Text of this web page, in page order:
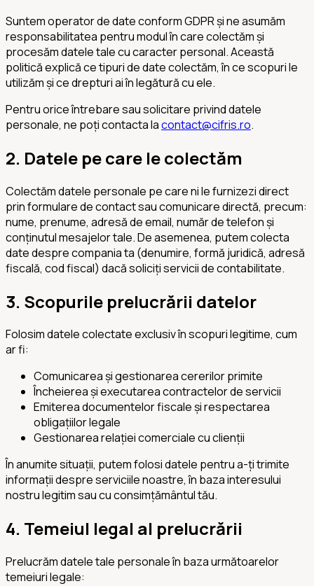
Suntem operator de date conform GDPR și ne asumăm
responsabilitatea pentru modul în care colectăm și
procesăm datele tale cu caracter personal. Această
politică explică ce tipuri de date colectăm, în ce scopuri le
utilizăm și ce drepturi ai în legătură cu ele.
Pentru orice întrebare sau solicitare privind datele
personale, ne poți contacta lacontact@cifris.ro.
2. Datele pe care le colectăm
Colectăm datele personale pe care ni le furnizezi direct
prin formulare de contact sau comunicare directă, precum:
nume, prenume, adresă de email, număr de telefon și
conținutul mesajelor tale. De asemenea, putem colecta
date despre compania ta (denumire, formă juridică, adresă
fiscală, cod fiscal) dacă soliciți servicii de contabilitate.
3. Scopurile prelucrării datelor
Folosim datele colectate exclusiv în scopuri legitime, cum
ar fi:
Comunicarea și gestionarea cererilor primite
Încheierea și executarea contractelor de servicii
Emiterea documentelor fiscale și respectarea
obligațiilor legale
Gestionarea relației comerciale cu clienții
În anumite situații, putem folosi datele pentru a-ți trimite
informații despre serviciile noastre, în baza interesului
nostru legitim sau cu consimțământul tău.
4. Temeiul legal al prelucrării
Prelucrăm datele tale personale în baza următoarelor
temeiuri legale: